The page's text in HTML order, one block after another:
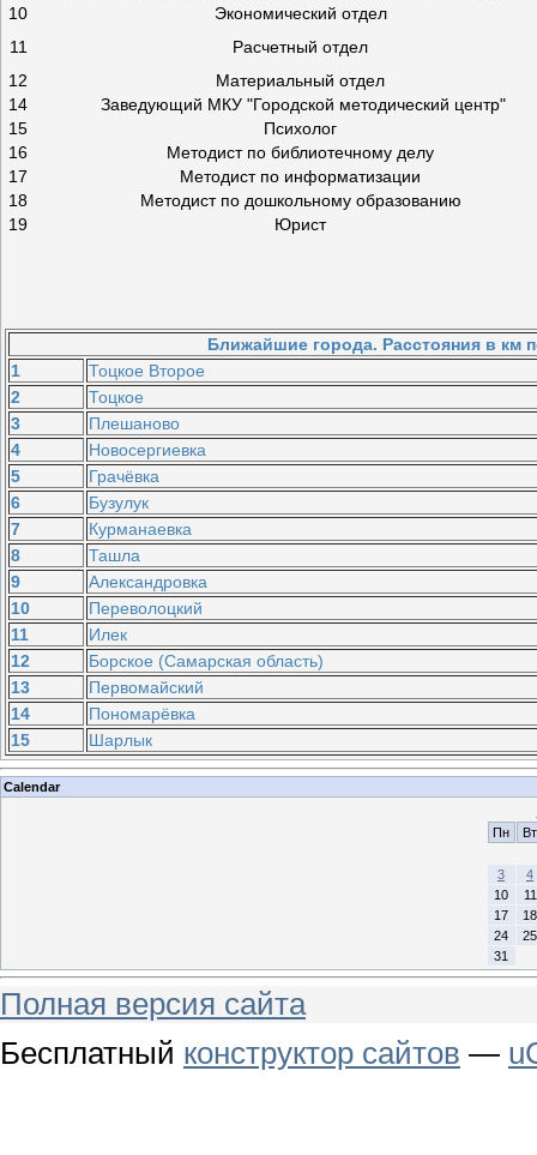
10
Экономический отдел
11
Расчетный отдел
12
Материальный отдел
14
Заведующий МКУ "Городской методический центр"
15
Психолог
16
Методист по библиотечному делу
17
Методист по информатизации
18
Методист по дошкольному образованию
19
Юрист
Ближайшие города. Расстояния в км
1
Тоцкое Второе
2
Тоцкое
3
Плешаново
4
Новосергиевка
5
Грачёвка
6
Бузулук
7
Курманаевка
8
Ташла
9
Александровка
10
Переволоцкий
11
Илек
12
Борское (Самарская область)
13
Первомайский
14
Пономарёвка
15
Шарлык
Calendar
Пн
Вт
3
4
10
11
17
18
24
25
31
Полная версия сайта
Бесплатный конструктор сайтов —